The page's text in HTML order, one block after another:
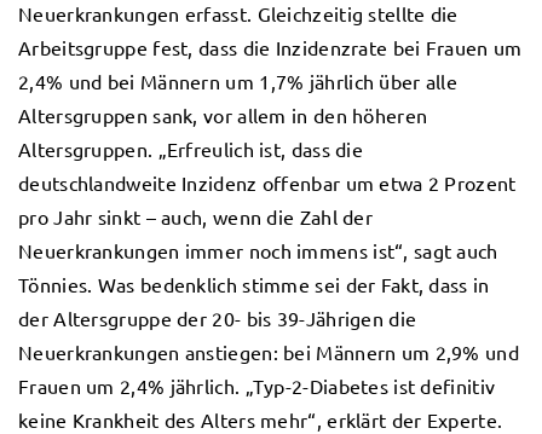
Neuerkrankungen erfasst. Gleichzeitig stellte die
Arbeitsgruppe fest, dass die Inzidenzrate bei Frauen um
2,4% und bei Männern um 1,7% jährlich über alle
Altersgruppen sank, vor allem in den höheren
Altersgruppen. „Erfreulich ist, dass die
deutschlandweite Inzidenz offenbar um etwa 2 Prozent
pro Jahr sinkt – auch, wenn die Zahl der
Neuerkrankungen immer noch immens ist“, sagt auch
Tönnies. Was bedenklich stimme sei der Fakt, dass in
der Altersgruppe der 20- bis 39-Jährigen die
Neuerkrankungen anstiegen: bei Männern um 2,9% und
Frauen um 2,4% jährlich. „Typ-2-Diabetes ist definitiv
keine Krankheit des Alters mehr“, erklärt der Experte.